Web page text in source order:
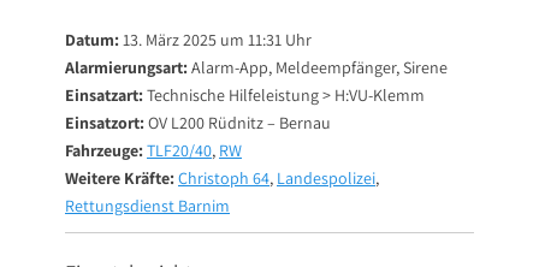
Datum: 13. März 2025 um 11:31 Uhr
Alarmierungsart: Alarm-App, Meldeempfänger, Sirene
Einsatzart: Technische Hilfeleistung > H:VU-Klemm
Einsatzort: OV L200 Rüdnitz – Bernau
Fahrzeuge: TLF20/40, RW
Weitere Kräfte: Christoph 64, Landespolizei,
Rettungsdienst Barnim